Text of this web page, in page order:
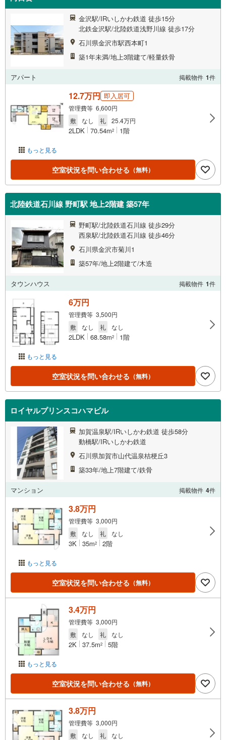
金沢駅/IRいしかわ鉄道 徒歩15分
北鉄金沢駅/北陸鉄道浅野川線 徒歩17分
石川県金沢市駅西本町1
築1年未満/地上3階建て/軽量鉄骨
アパート 掲載物件 1件
もっと見る
12.7万円 即入居可
管理費等 6,600円
敷
なし 礼 25.4万円
2LDK 70.54m2 1階
空室状況を問い合わせる （無料）
北陸鉄道石川線 野町駅 地上2階建 築57年
野町駅/北陸鉄道石川線 徒歩29分
西泉駅/北陸鉄道石川線 徒歩46分
石川県金沢市菊川1
築57年/地上2階建て/木造
タウンハウス 掲載物件 1件
もっと見る
6万円
管理費等 3,500円
敷
なし 礼 なし
2LDK 68.58m2 1階
空室状況を問い合わせる （無料）
ロイヤルプリンスコハマビル
加賀温泉駅/IRいしかわ鉄道 徒歩58分
動橋駅/IRいしかわ鉄道
石川県加賀市山代温泉桔梗丘3
築33年/地上7階建て/鉄骨
マンション 掲載物件 4件
もっと見る
3.8万円
管理費等 3,000円
敷
なし 礼 なし
3K 35m2 2階
空室状況を問い合わせる （無料）
もっと見る
3.4万円
管理費等 3,000円
敷
なし 礼 なし
2K 37.5m2 5階
空室状況を問い合わせる （無料）
3.8万円
管理費等 3,000円
敷
なし 礼 なし